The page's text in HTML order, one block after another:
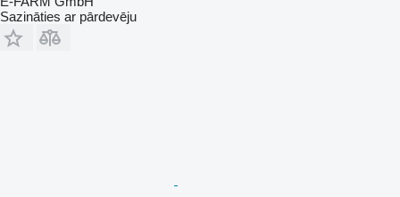
Sazināties ar pārdevēju